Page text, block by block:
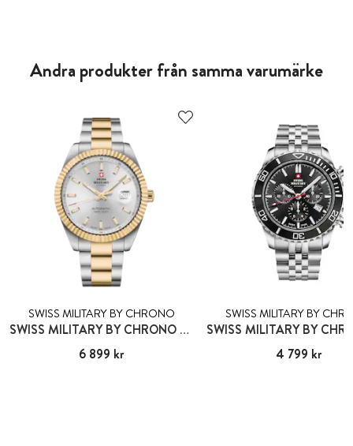
Andra produkter från samma varumärke
SWISS MILITARY BY CHRONO
SWISS MILITARY BY CHRONO GENÈVE
Pris:6 899 kr
6 899 kr
SWISS MILITARY BY
Pris:4 799 kr
4 799 kr